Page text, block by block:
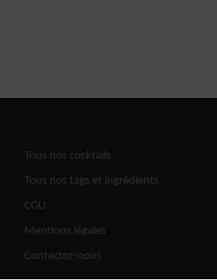
Tous nos cocktails
Tous nos tags et ingrédients
CGU
Mentions légales
Contactez-nous